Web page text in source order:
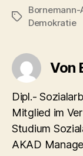
Schlagwörter
Bornemann-
Demokratie
Von
Dipl.-
Mitglied im
Studium
AKAD